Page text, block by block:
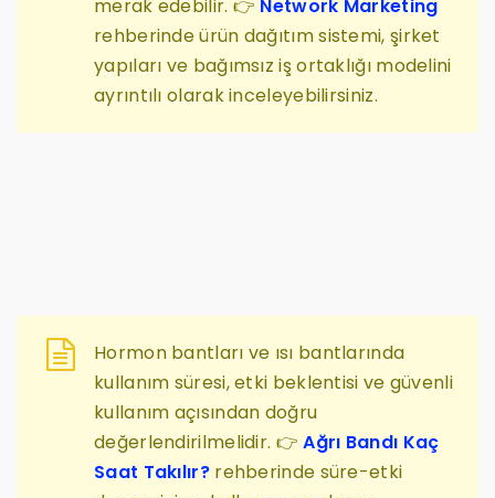
merak edebilir. 👉 Network Marketing
rehberinde ürün dağıtım sistemi, şirket
yapıları ve bağımsız iş ortaklığı modelini
ayrıntılı olarak inceleyebilirsiniz.
Hormon bantları ve ısı bantlarında
kullanım süresi, etki beklentisi ve güvenli
kullanım açısından doğru
değerlendirilmelidir. 👉Ağrı Bandı Kaç
Saat Takılır?rehberinde süre-etki